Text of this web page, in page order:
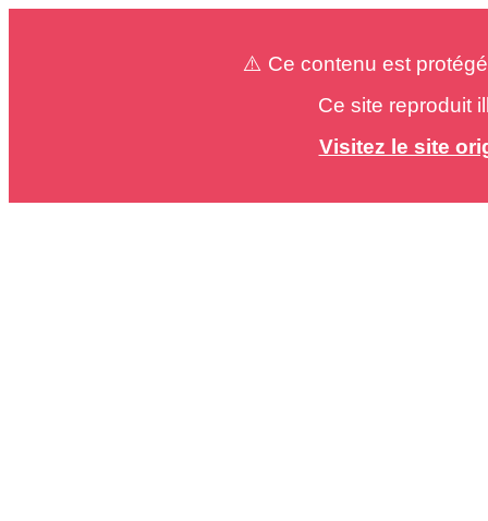
⚠️ Ce contenu est
Ce site reproduit
Visitez le site